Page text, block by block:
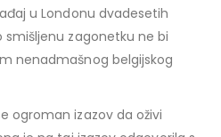
u Londonu dvadesetih
zagonetku ne bi
nenadmašnog belgijskog
ogroman izazov da oživi